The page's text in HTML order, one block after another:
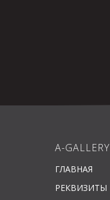
A-GALLERY
ГЛАВНАЯ
РЕКВИЗИТЫ